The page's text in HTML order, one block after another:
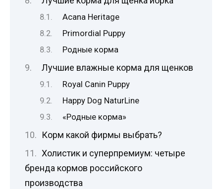
Acana Heritage
Primordial Puppy
Родные корма
Лучшие влажные корма для щенков
Royal Canin Puppy
Happy Dog NaturLine
«Родные корма»
Корм какой фирмы выбрать?
Холистик и суперпремиум: четыре
бренда кормов российского
производства